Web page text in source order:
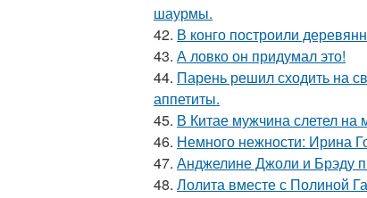
шаурмы.
42. В конго построили
43. А ловко он придумал это!
44. Парень решил сходить на
аппетиты.
45. В Китае мужчина слетел на
46. Немного нежности: Ирина
47. Анджелине Джоли и Брэду
48. Лолита вместе с Полиной